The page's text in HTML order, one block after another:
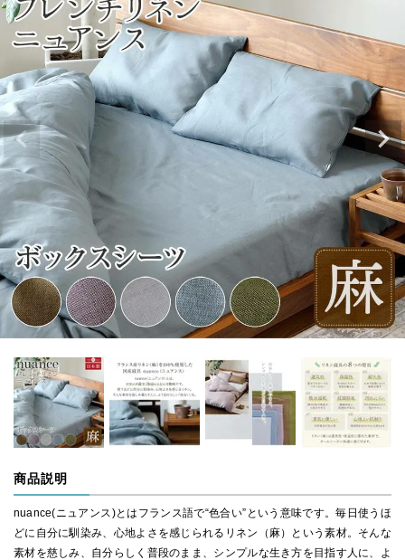
商品説明
nuance(ニュアンス)とはフランス語で“色合い”という意味です。毎日使うほ
どに自分に馴染み、心地よさを感じられるリネン（麻）という素材。そんな
素材を慈しみ、自分らしく普段のまま、シンプルな生き方を目指す人に、よ